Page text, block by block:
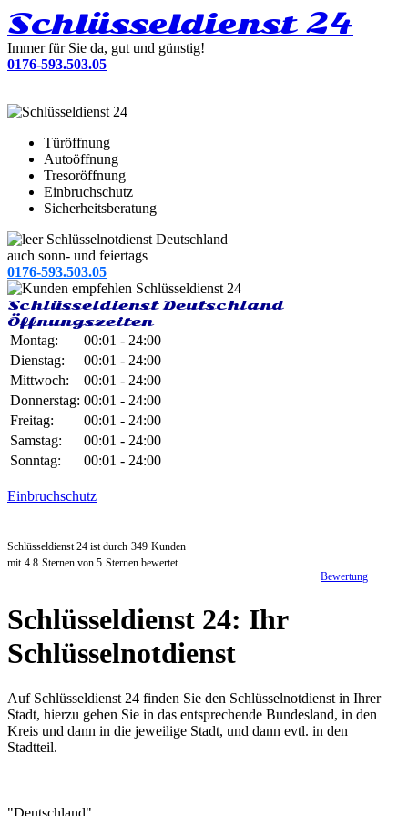
Schlüsseldienst 24
Immer für Sie da, gut und günstig!
0176-593.503.05
Türöffnung
Autoöffnung
Tresoröffnung
Einbruchschutz
Sicherheitsberatung
Schlüsselnotdienst Deutschland
auch sonn- und feiertags
0176-593.503.05
Schlüsseldienst Deutschland
Öffnungszeiten
Montag:
00:01 - 24:00
Dienstag:
00:01 - 24:00
Mittwoch:
00:01 - 24:00
Donnerstag: 00:01 - 24:00
Freitag:
00:01 - 24:00
Samstag:
00:01 - 24:00
Sonntag:
00:01 - 24:00
Einbruchschutz
Schlüsseldienst 24 ist durch 349 Kunden
mit 4.8 Sternen von 5 Sternen bewertet.
Bewertung
Schlüsseldienst 24: Ihr
Schlüsselnotdienst
Auf Schlüsseldienst 24 finden Sie den Schlüsselnotdienst in Ihrer
Stadt, hierzu gehen Sie in das entsprechende Bundesland, in den
Kreis und dann in die jeweilige Stadt, und dann evtl. in den
Stadtteil.
"Deutschland"